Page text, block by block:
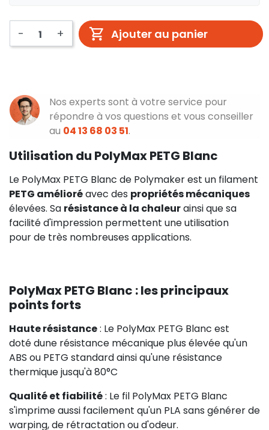
- + Ajouter au panier
Nos experts sont à votre service pour
répondre à vos questions et vous conseiller
au 04 13 68 03 51.
Utilisation du PolyMax PETG Blanc
Le PolyMax PETG Blanc de Polymaker est un filament
PETG amélioréavec des propriétés mécaniques
élevées. Sa résistance à la chaleurainsi que sa
facilité d'impression permettent une utilisation
pour de très nombreuses applications.
PolyMax PETG Blanc : les principaux
points forts
Haute résistance: Le PolyMax PETG Blanc est
doté dune résistance mécanique plus élevée qu'un
ABS ou PETG standard ainsi qu'une résistance
thermique jusqu'à 80°C
Qualité et fiabilité: Le fil PolyMax PETG Blanc
s'imprime aussi facilement qu'un PLA sans générer de
warping, de rétractation ou d'odeur.